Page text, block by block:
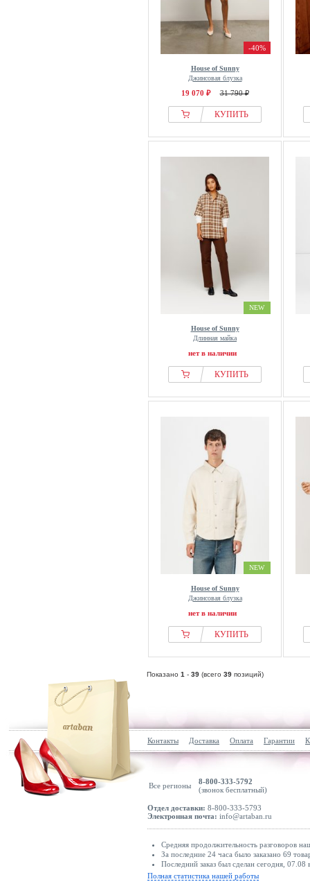
-40%
House of Sunny
Джинсовая блузка
19 070 ₽ 31 790 ₽
КУПИТЬ
NEW
House of Sunny
Длинная майка
нет в наличии
КУПИТЬ
NEW
House of Sunny
Джинсовая блузка
нет в наличии
КУПИТЬ
Показано 1 - 39 (всего 39 позиций)
Контакты Доставка Оплата Гарантии
Все регионы
8-800-333-5792
(звонок бесплатный)
Отдел доставки: 8-800-333-5793
Электронная почта: info@artaban.ru
Средняя продолжительность разговоров
За последние 24 часа было заказано 69
Последний заказ был сделан сегодня,
Полная статистика нашей работы